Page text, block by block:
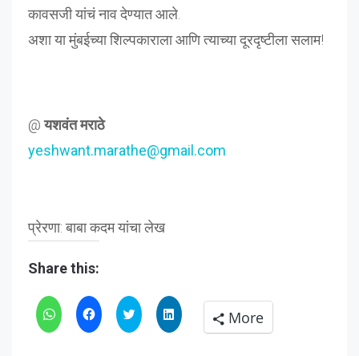
कावसजीयांचंनावदेण्यातआले.
अशा या मुंबईच्या शिल्पकाराला आणि त्याच्या दूरदृष्टीला सलाम!
@यशवंत मराठे
yeshwant.marathe@gmail.com
प्रेरणा: बाबा कदम यांचा लेख
Share this:
Click
Click
Click
Click
More